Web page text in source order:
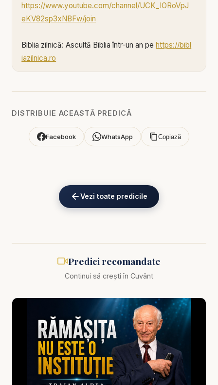
https://www.youtube.com/channel/UCK_IORoVpJ
eKV82sp3xNBFw/join
Biblia zilnică: Ascultă Biblia într-un an pehttps://bibl
iazilnica.ro
BIBLICĂ PENTRU SUFLETUL TĂU - PUTEREA
Dacă cauți predici creștine pline de înțelepciune
practică și exemple biblice captivante, acest
emblematică „David și Goliat” – o predică creștină
care dezvăluie cum să înfrunți orice uriaș din viața
ta prin puterea credinței, a umilinței și a încrederii în
⭐️ De ce să urmărești această predică creștină?
🔥 Analiză profundă a confruntării dintre David și
Goliat – Lecții despre curaj, încredere în planul lui
Dumnezeu și depășirea fricii.
DISTRIBUIE ACEASTĂ PREDICĂ
Facebook WhatsApp Copiază
Vezi toate predicile
Predici recomandate
Continui să crești în Cuvânt